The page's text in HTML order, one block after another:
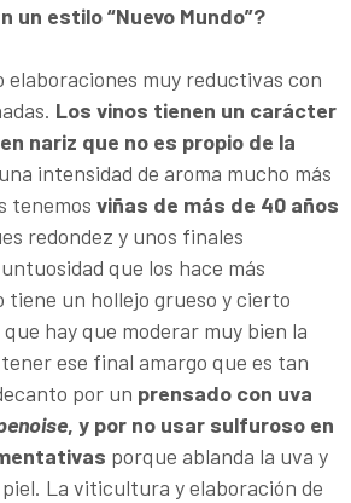
un estilo “Nuevo Mundo”?
elaboraciones muy reductivas con
Los vinos tienen un carácter
nariz que no es propio de la
intensidad de aroma mucho más
tenemos viñas de más de 40 años
redondez y unos finales
que los hace más
tiene un hollejo grueso y cierto
hay que moderar muy bien la
ese final amargo que es tan
por un prensado con uva
, y por no usar sulfuroso en
porque ablanda la uva y
La viticultura y elaboración de